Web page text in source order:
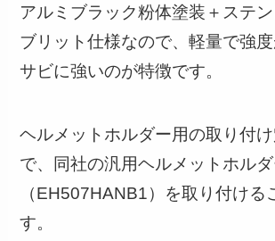
アルミブラック粉体塗装＋ステ
ブリット仕様なので、軽量で強
サビに強いのが特徴です。
ヘルメットホルダー用の取り付
で、同社の汎用ヘルメットホル
（EH507HANB1）を取り付ける
す。